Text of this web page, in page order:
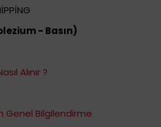
- Basın)
Alınır ?
Genel Bilgilendirme